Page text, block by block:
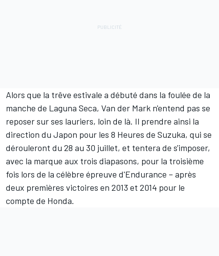
Alors que la trêve estivale a débuté dans la foulée de la
manche de Laguna Seca, Van der Mark n'entend pas se
reposer sur ses lauriers, loin de là. Il prendre ainsi la
direction du Japon pour les 8 Heures de Suzuka, qui se
dérouleront du 28 au 30 juillet, et tentera de s'imposer,
avec la marque aux trois diapasons, pour la troisième
fois lors de la célèbre épreuve d'Endurance – après
deux premières victoires en 2013 et 2014 pour le
compte de Honda.